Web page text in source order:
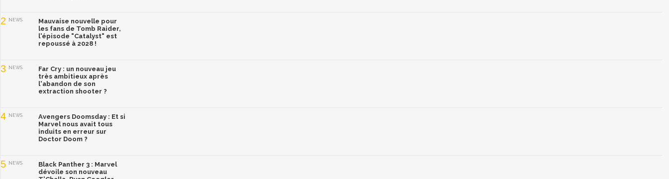
2 NEWS
Mauvaise nouvelle pour
les fans de Tomb Raider,
l'épisode "Catalyst" est
repoussé à 2028 !
3 NEWS
Far Cry : un nouveau jeu
très ambitieux après
l'abandon de son
extraction shooter ?
4 NEWS
Avengers Doomsday : Et si
Marvel nous avait tous
induits en erreur sur
Doctor Doom ?
5 NEWS
Black Panther 3 : Marvel
dévoile son nouveau